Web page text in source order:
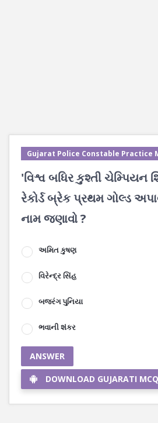
Gujarat Police Constable Practice
'વિશ્વ બધિર કુશ્તી ચેમ્પિયન
રેકોર્ડ બ્રેક પ્રથમ ગોલ્ડ
નામ જણાવો ?
અમિત કુષણ
વિરેન્દ્ર સિંહ
બજરંગ પુનિયા
ભવાની શંકર
ANSWER
DOWNLOAD GUJARATI